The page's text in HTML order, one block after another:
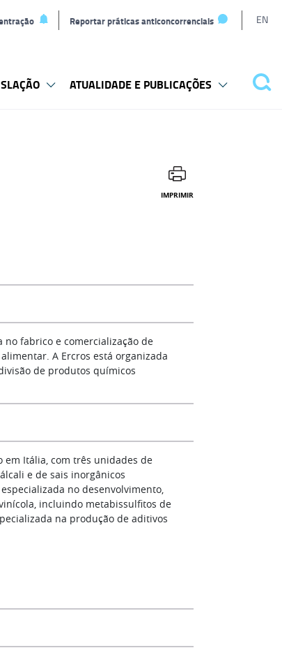
Reportar práticas anticoncorrenciais EN
ATUALIDADE E PUBLICAÇÕES
IMPRIMIR
no fabrico e comercialização de
A Ercros está organizada
de produtos químicos
em Itália, com três unidades de
e de sais inorgânicos
no desenvolvimento,
incluindo metabissulfitos de
na produção de aditivos